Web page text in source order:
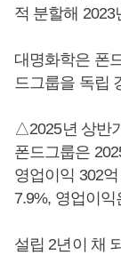
적 분할해
대명화학은 폰
드그룹을 독립
△2025년 상반
폰드그룹은
영업이익 302
7.9%, 영업이
설립 2년이 채